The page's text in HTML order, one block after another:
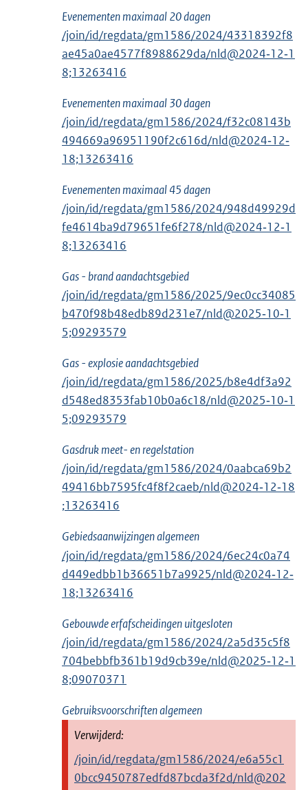
Evenementen maximaal 20 dagen
/join/id/regdata/gm1586/2024/43318392f8
ae45a0ae4577f8988629da/nld@2024‑12‑1
8;13263416
Evenementen maximaal 30 dagen
/join/id/regdata/gm1586/2024/f32c08143b
494669a96951190f2c616d/nld@2024‑12‑
18;13263416
Evenementen maximaal 45 dagen
/join/id/regdata/gm1586/2024/948d49929d
fe4614ba9d79651fe6f278/nld@2024‑12‑1
8;13263416
Gas - brand aandachtsgebied
/join/id/regdata/gm1586/2025/9ec0cc34085
b470f98b48edb89d231e7/nld@2025‑10‑1
5;09293579
Gas - explosie aandachtsgebied
/join/id/regdata/gm1586/2025/b8e4df3a92
d548ed8353fab10b0a6c18/nld@2025‑10‑1
5;09293579
Gasdruk meet- en regelstation
/join/id/regdata/gm1586/2024/0aabca69b2
49416bb7595fc4f8f2caeb/nld@2024‑12‑18
;13263416
Gebiedsaanwijzingen algemeen
/join/id/regdata/gm1586/2024/6ec24c0a74
d449edbb1b36651b7a9925/nld@2024‑12‑
18;13263416
Gebouwde erfafscheidingen uitgesloten
/join/id/regdata/gm1586/2024/2a5d35c5f8
704bebbfb361b19d9cb39e/nld@2025‑12‑1
8;09070371
Gebruiksvoorschriften algemeen
/join/id/regdata/gm1586/2024/e6a55c1
0bcc9450787edfd87bcda3f2d/nld@202